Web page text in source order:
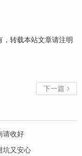
转载本站文章请注明
下一篇 
请收好
坑又安心